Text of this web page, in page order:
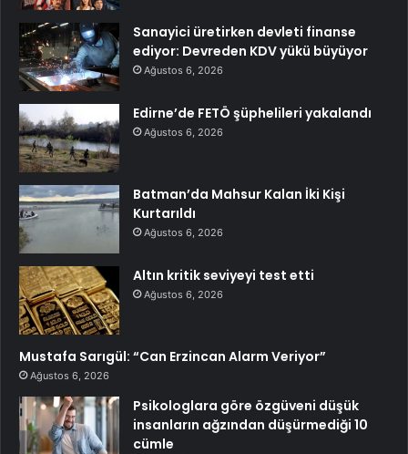
Sanayici üretirken devleti finanse
ediyor: Devreden KDV yükü büyüyor
Ağustos 6, 2026
Edirne’de FETÖ şüphelileri yakalandı
Ağustos 6, 2026
Batman’da Mahsur Kalan İki Kişi
Kurtarıldı
Ağustos 6, 2026
Altın kritik seviyeyi test etti
Ağustos 6, 2026
Mustafa Sarıgül: “Can Erzincan Alarm Veriyor”
Ağustos 6, 2026
Psikologlara göre özgüveni düşük
insanların ağzından düşürmediği 10
cümle